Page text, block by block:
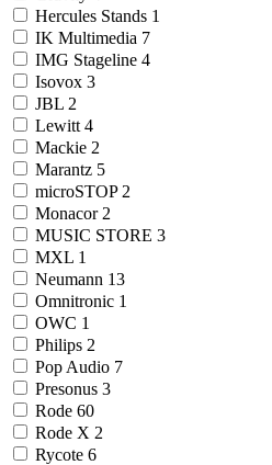
Hercules Stands 1
IK Multimedia 7
IMG Stageline 4
Isovox 3
JBL 2
Lewitt 4
Mackie 2
Marantz 5
microSTOP 2
Monacor 2
MUSIC STORE 3
MXL 1
Neumann 13
Omnitronic 1
OWC 1
Philips 2
Pop Audio 7
Presonus 3
Rode 60
Rode X 2
Rycote 6